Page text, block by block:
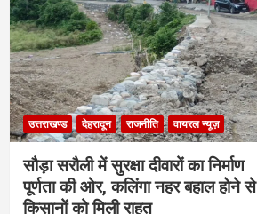
उत्तराखण्ड देहरादून राजनीति वायरल न्यूज़
सौड़ा सरौली में सुरक्षा दीवारों का निर्माण
पूर्णता की ओर, कलिंगा नहर बहाल होने से
किसानों को मिली राहत